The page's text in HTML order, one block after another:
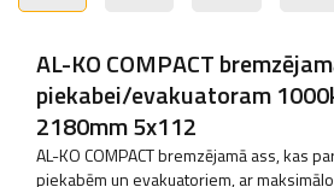
AL-KO COMPACT
piekabei/evakuatoram
2180mm 5x112
AL-KO COMPACT bremzējamā ass, kas
piekabēm un evakuatoriem, ar